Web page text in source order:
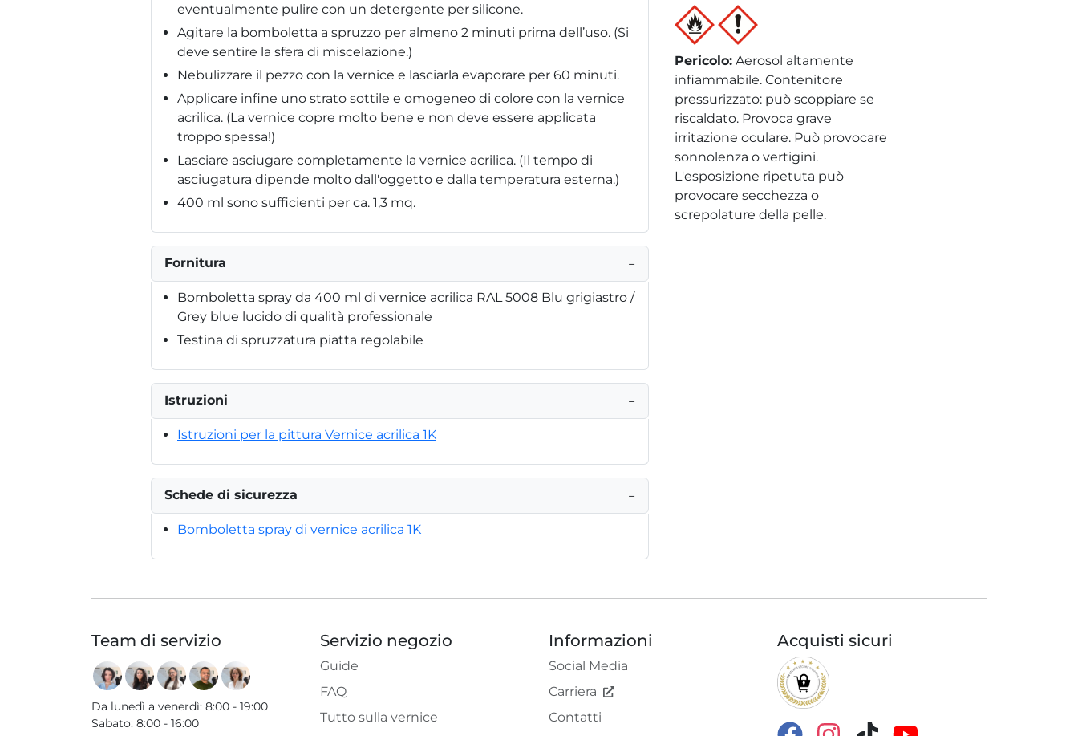
eventualmente pulire con un detergente per silicone.
Agitare la bomboletta a spruzzo per almeno 2 minuti prima dell’uso. (Si
deve sentire la sfera di miscelazione.)
Nebulizzare il pezzo con la vernice e lasciarla evaporare per 60 minuti.
Applicare infine uno strato sottile e omogeneo di colore con la vernice
acrilica. (La vernice copre molto bene e non deve essere applicata
troppo spessa!)
Lasciare asciugare completamente la vernice acrilica. (Il tempo di
asciugatura dipende molto dall'oggetto e dalla temperatura esterna.)
400 ml sono sufficienti per ca. 1,3 mq.
Fornitura −
Bomboletta spray da 400 ml di vernice acrilica RAL 5008 Blu grigiastro /
Grey blue lucido di qualità professionale
Testina di spruzzatura piatta regolabile
Istruzioni −
Istruzioni per la pittura Vernice acrilica 1K
Schede di sicurezza −
Bomboletta spray di vernice acrilica 1K
Pericolo: Aerosol altamente
infiammabile. Contenitore
pressurizzato: può scoppiare se
riscaldato. Provoca grave
irritazione oculare. Può provocare
sonnolenza o vertigini.
L'esposizione ripetuta può
provocare secchezza o
screpolature della pelle.
Team di servizio
Da lunedì a venerdì: 8:00 - 19:00
Sabato: 8:00 - 16:00
Servizio negozio
Guide
FAQ
Tutto sulla vernice
Informazioni
Social Media
Carriera
Contatti
Acquisti sicuri